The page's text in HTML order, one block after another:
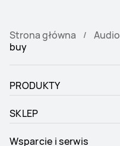
Strona główna Audio
buy
PRODUKTY
SKLEP
Wsparcie i serwis